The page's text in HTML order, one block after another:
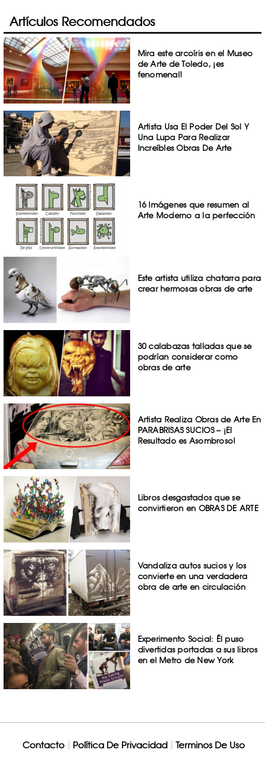
Artículos Recomendados
Mira este arcoíris en el Museo
de Arte de Toledo, ¡es
fenomenal!
Artista Usa El Poder Del Sol Y
Una Lupa Para Realizar
Increíbles Obras De Arte
16 Imágenes que resumen al
Arte Moderno a la perfección
Este artista utiliza chatarra para
crear hermosas obras de arte
30 calabazas talladas que se
podrían considerar como
obras de arte
Artista Realiza Obras de Arte En
PARABRISAS SUCIOS – ¡El
Resultado es Asombroso!
Libros desgastados que se
convirtieron en OBRAS DE ARTE
Vandaliza autos sucios y los
convierte en una verdadera
obra de arte en circulación
Experimento Social: Él puso
divertidas portadas a sus libros
en el Metro de New York
Contacto Política De Privacidad Terminos De Uso